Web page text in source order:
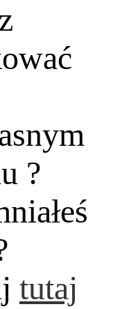
?
tutaj